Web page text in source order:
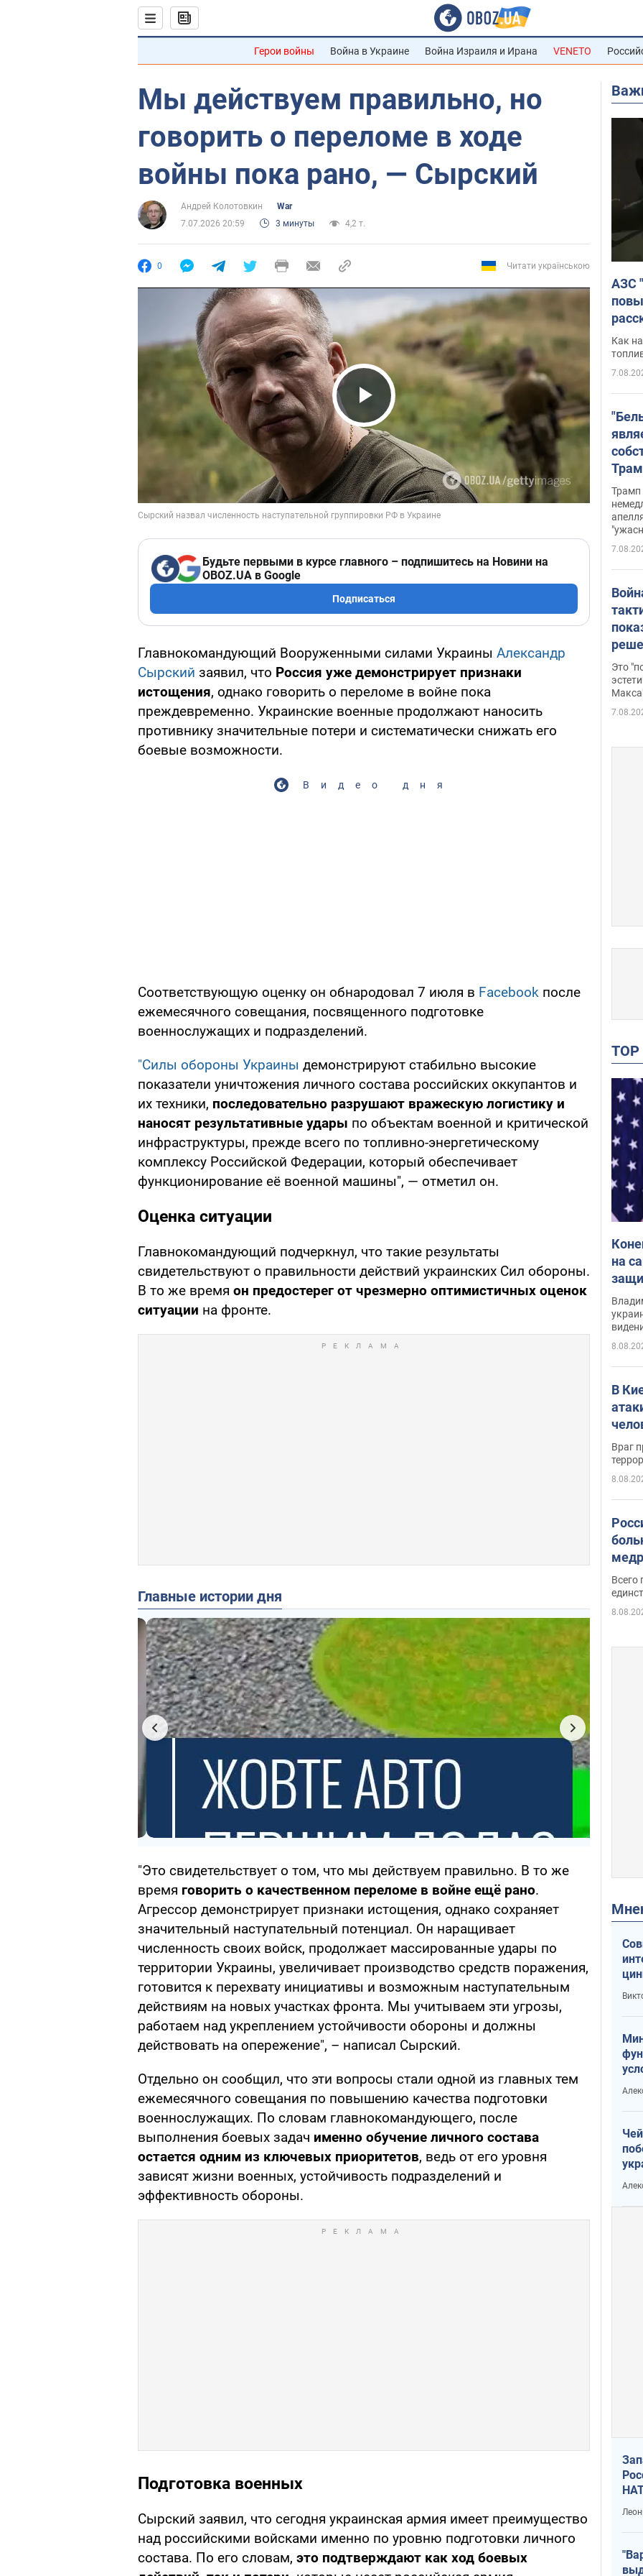
Герои войны Война в Украине Война Израиля и Ирана VENETO
Мы действуем правильно, но
говорить о переломе в ходе
войны пока рано, — Сырский
Андрей Колотовкин
War
7.07.2026 20:59
3 минуты 4,2 т.
0 Читати українською
Play Video
Будьте первыми в курсе главного – подпишитесь на Новини на
OBOZ.UA в Google
Подписаться
Главнокомандующий Вооруженными силами Украины Александр
Сырский заявил, что Россия уже демонстрирует признаки
истощения, однако говорить о переломе в войне пока
преждевременно. Украинские военные продолжают наносить
противнику значительные потери и систематически снижать его
боевые возможности.
Видео дня
Соответствующую оценку он обнародовал 7 июля в Facebook после
ежемесячного совещания, посвященного подготовке
военнослужащих и подразделений.
"Силы обороны Украины демонстрируют стабильно высокие
показатели уничтожения личного состава российских оккупантов и
их техники, последовательно разрушают вражескую логистику и
наносят результативные удары по объектам военной и критической
инфраструктуры, прежде всего по топливно-энергетическому
комплексу Российской Федерации, который обеспечивает
функционирование её военной машины", — отметил он.
Оценка ситуации
Главнокомандующий подчеркнул, что такие результаты
свидетельствуют о правильности действий украинских Сил обороны.
В то же время он предостерег от чрезмерно оптимистичных оценок
ситуации на фронте.
Главные истории дня
"Это свидетельствует о том, что мы действуем правильно. В то же
время говорить о качественном переломе в войне ещё рано.
Агрессор демонстрирует признаки истощения, однако сохраняет
значительный наступательный потенциал. Он наращивает
численность своих войск, продолжает массированные удары по
территории Украины, увеличивает производство средств поражения,
готовится к перехвату инициативы и возможным наступательным
действиям на новых участках фронта. Мы учитываем эти угрозы,
работаем над укреплением устойчивости обороны и должны
действовать на опережение", – написал Сырский.
Отдельно он сообщил, что эти вопросы стали одной из главных тем
ежемесячного совещания по повышению качества подготовки
военнослужащих. По словам главнокомандующего, после
выполнения боевых задач именно обучение личного состава
остается одним из ключевых приоритетов, ведь от его уровня
зависят жизни военных, устойчивость подразделений и
эффективность обороны.
Подготовка военных
Сырский заявил, что сегодня украинская армия имеет преимущество
над российскими войсками именно по уровню подготовки личного
состава. По его словам, это подтверждают как ход боевых
АЗС
Как
Трамп
Это
на
В
Враг
Всего